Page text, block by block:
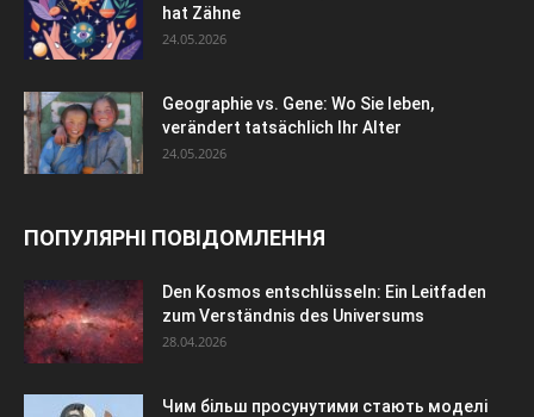
hat Zähne
24.05.2026
Geographie vs. Gene: Wo Sie leben,
verändert tatsächlich Ihr Alter
24.05.2026
ПОПУЛЯРНІ ПОВІДОМЛЕННЯ
Den Kosmos entschlüsseln: Ein Leitfaden
zum Verständnis des Universums
28.04.2026
Чим більш просунутими стають моделі